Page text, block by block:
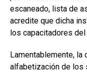
escaneado, lista de
acredite que dicha
los capacitadores
Lamentablemente, la
alfabetización de los